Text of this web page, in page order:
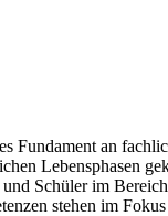
an
Lebensphasen
Schüler im
stehen im